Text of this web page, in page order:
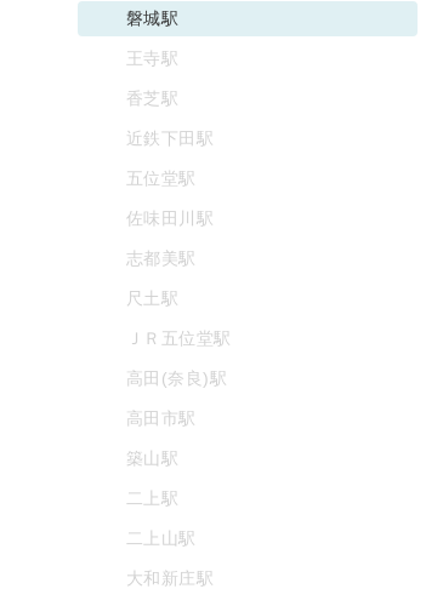
磐城駅
王寺駅
香芝駅
近鉄下田駅
五位堂駅
佐味田川駅
志都美駅
尺土駅
ＪＲ五位堂駅
高田(奈良)駅
高田市駅
築山駅
二上駅
二上山駅
大和新庄駅